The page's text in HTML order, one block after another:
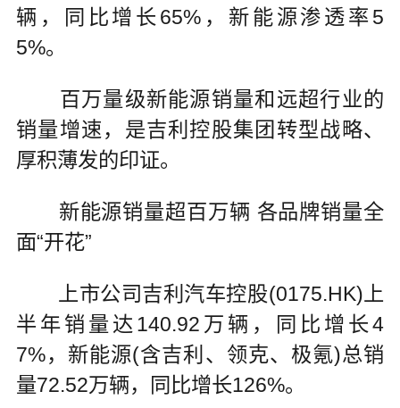
辆，同比增长65%，新能源渗透率5
5%。
百万量级新能源销量和远超行业的
销量增速，是吉利控股集团转型战略、
厚积薄发的印证。
新能源销量超百万辆 各品牌销量全
面“开花”
上市公司吉利汽车控股(0175.HK)上
半年销量达140.92万辆，同比增长4
7%，新能源(含吉利、领克、极氪)总销
量72.52万辆，同比增长126%。